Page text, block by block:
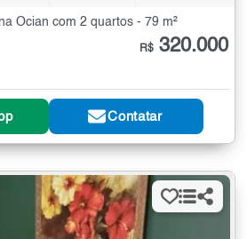
Ocian com 2 quartos - 79 m²
R$ 320.000
Contatar